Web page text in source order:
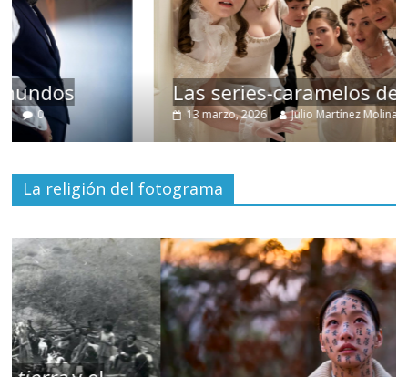
Las series-caramelos de Shondaland
13 marzo, 2026 Julio Martínez Molina 0
La religión del fotograma